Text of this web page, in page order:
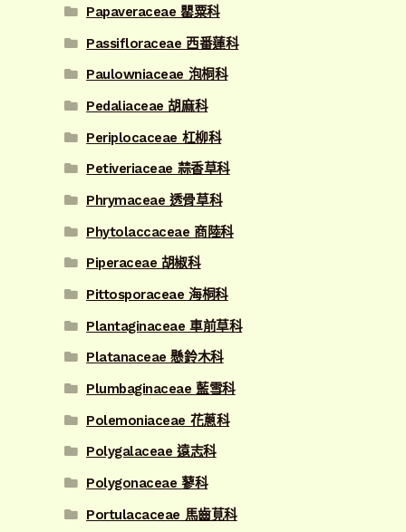
Papaveraceae 罌粟科
Passifloraceae 西番蓮科
Paulowniaceae 泡桐科
Pedaliaceae 胡麻科
Periplocaceae 杠柳科
Petiveriaceae 蒜香草科
Phrymaceae 透骨草科
Phytolaccaceae 商陸科
Piperaceae 胡椒科
Pittosporaceae 海桐科
Plantaginaceae 車前草科
Platanaceae 懸鈴木科
Plumbaginaceae 藍雪科
Polemoniaceae 花蔥科
Polygalaceae 遠志科
Polygonaceae 蓼科
Portulacaceae 馬齒莧科